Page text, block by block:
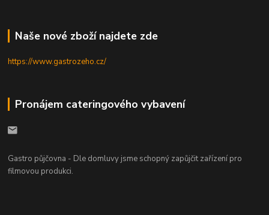
Naše nové zboží najdete zde
https://www.gastrozeho.cz/
Pronájem cateringového vybavení
Gastro půjčovna - Dle domluvy jsme schopný zapůjčit zařízení pro
filmovou produkci.